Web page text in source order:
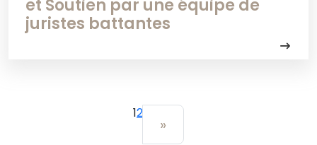
et Soutien par une équipe de
juristes battantes
12
»